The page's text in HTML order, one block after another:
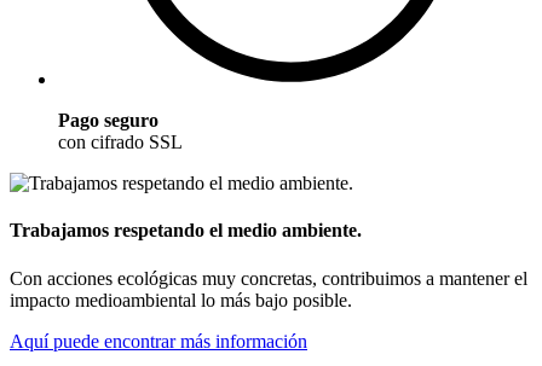
Pago seguro
con cifrado SSL
Trabajamos respetando el medio ambiente.
Con acciones ecológicas muy concretas, contribuimos a mantener el
impacto medioambiental lo más bajo posible.
Aquí puede encontrar más información